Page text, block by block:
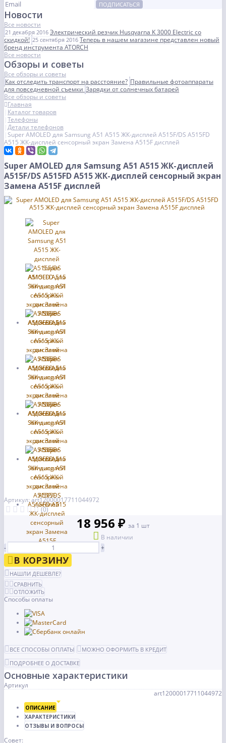
ПОДПИСАТЬСЯ
Новости
Все новости
21 декабря 2016 Электрический резчик Husqvarna K 3000 Electric со
скидкой! 25 сентября 2016 Теперь в нашем магазине представлен новый
бренд инструмента ATORCH
Все новости
Обзоры и советы
Все обзоры и советы
Как отследить транспорт на расстояние? Правильные фотоаппараты
для повседневной съемкиЗарядки от солнечных батарей
Все обзоры и советы
Главная
Каталог товаров
Телефоны
Детали телефонов
Super AMOLED для Samsung A51 A515 ЖК-дисплей A515F/DS A515FD
A515 ЖК-дисплей сенсорный экран Замена A515F дисплей
Super AMOLED для Samsung A51 A515 ЖК-дисплей
A515F/DS A515FD A515 ЖК-дисплей сенсорный экран
Замена A515F дисплей
Артикул: art12000017711044972
(0)
18 956 ₽ за 1 шт
В наличии
-
+
В КОРЗИНУ
НАШЛИ ДЕШЕВЛЕ?
СРАВНИТЬ
ОТЛОЖИТЬ
Способы оплаты
ВСЕ СПОСОБЫ ОПЛАТЫ
МОЖНО ОФОРМИТЬ В КРЕДИТ
ПОДРОБНЕЕ О ДОСТАВКЕ
Основные характеристики
Артикул
art12000017711044972
ОПИСАНИЕ
ХАРАКТЕРИСТИКИ
ОТЗЫВЫ И ВОПРОСЫ
Совет: